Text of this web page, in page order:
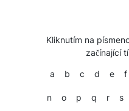
Kliknutím na
začínající
a b c d e f
n o p q r s